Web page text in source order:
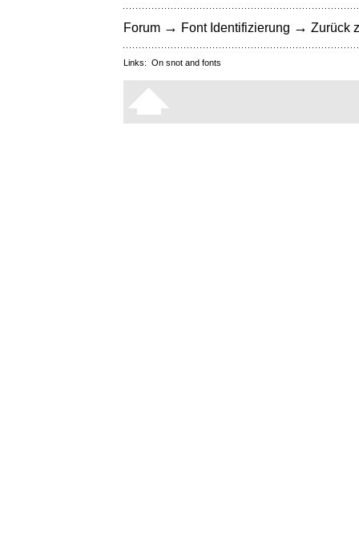
Forum → Font Identifizierung → Zurück
Links: On snot and fonts